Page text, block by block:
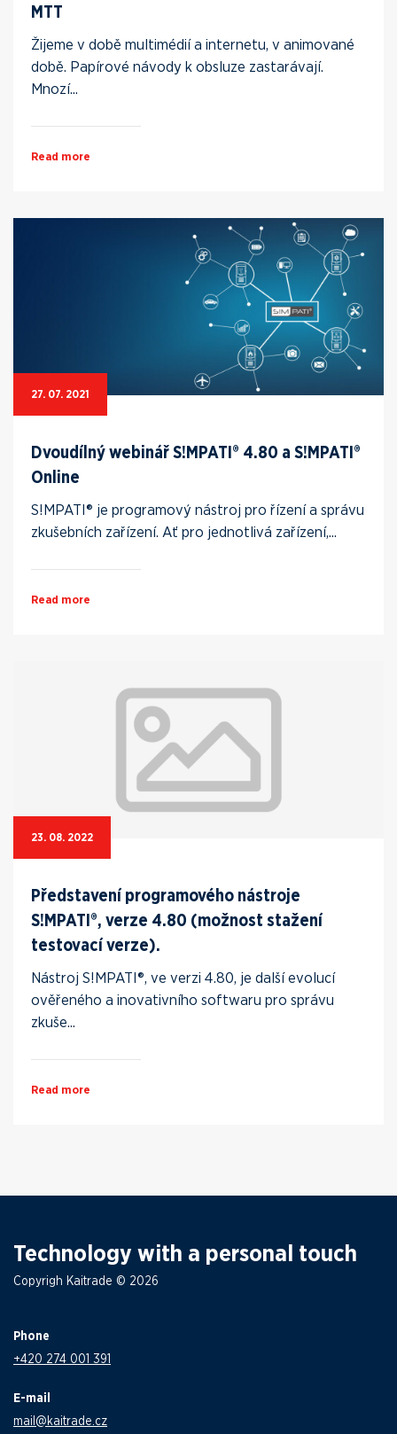
MTT
Žijeme v době multimédií a internetu, v animované
době. Papírové návody k obsluze zastarávají.
Mnozí...
Read more
27. 07. 2021
Dvoudílný webinář S!MPATI® 4.80 a S!MPATI®
Online
S!MPATI® je programový nástroj pro řízení a správu
zkušebních zařízení. Ať pro jednotlivá zařízení,...
Read more
23. 08. 2022
Představení programového nástroje
S!MPATI®, verze 4.80 (možnost stažení
testovací verze).
Nástroj S!MPATI®, ve verzi 4.80, je další evolucí
ověřeného a inovativního softwaru pro správu
zkuše...
Read more
Technology with a personal touch
Copyrigh Kaitrade © 2026
Phone
+420 274 001 391
E-mail
mail@kaitrade.cz